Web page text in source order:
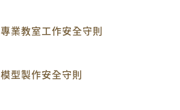
專業教室工作安全守則
模型製作安全守則